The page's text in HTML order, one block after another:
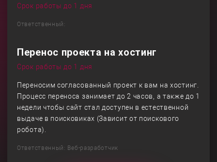
Срок работы до 1 дня
Ответственный:
Перенос проекта на хостинг
Срок работы до 1 дня
Переносим согласованный проект к вам на хостинг.
Процесс переноса занимает до 2 часов, а также до 1
недели чтобы сайт стал доступен в естественной
выдаче в поисковиках (Зависит от поискового
робота).
Ответственный: Веб-разработчик